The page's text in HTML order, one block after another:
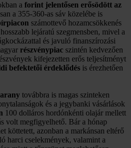
a forint jelentősen erősödött az
a 355-360-as sáv közelébe is
számottevő hozamcsökkenés
lejáratú szegmensben, mivel a
és javuló finanszírozási
részvénypiac szintén kedvezően
kifejezetten erős teljesítményt
befektetői érdeklődés is érezhetően
arany továbbra is magas szinteken
és a jegybanki vásárlások
100 dolláros hordónkénti olajár mellett
volt megfigyelhető. Bár a hónap
köttetett, azonban a markánsan eltérő
harci cselekmények, valamint a